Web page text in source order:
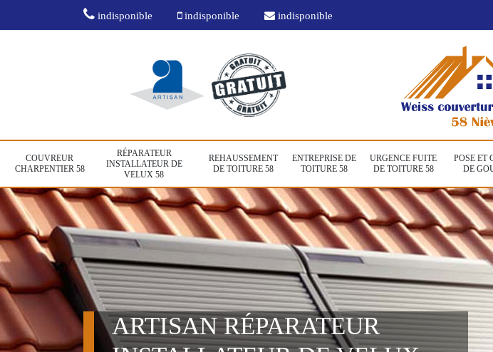
indisponible indisponible indisponible
COUVREUR
CHARPENTIER 58
RÉPARATEUR
INSTALLATEUR DE
VELUX 58
REHAUSSEMENT
DE TOITURE 58
ENTREPRISE DE
TOITURE 58
URGENCE FUITE
DE TOITURE 58
POSE ET
DE
ARTISAN RÉPARATEUR